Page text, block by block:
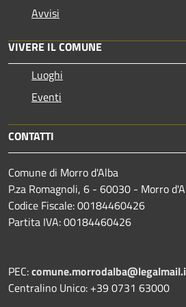
Avvisi
VIVERE IL COMUNE
Luoghi
Eventi
CONTATTI
Comune di Morro d'Alba
P.za Romagnoli, 6 - 60030 - Morro
Codice Fiscale: 00184460426
Partita IVA: 00184460426
PEC:
Centralino Unico: +39 0731 63000